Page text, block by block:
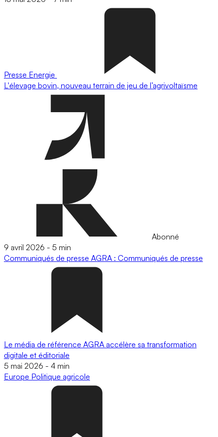
Presse Energie
L'élevage bovin, nouveau terrain de jeu de l’agrivoltaïsme
Abonné
9 avril 2026 - 5 min
Communiqués de presse AGRA : Communiqués de presse
Le média de référence AGRA accélère sa transformation
digitale et éditoriale
5 mai 2026 - 4 min
Europe Politique agricole